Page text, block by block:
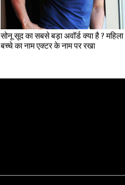
सोनू सूद का सबसे बड़ा अवॉर्ड क्या है ? महिला ने अपने
बच्चे का नाम एक्टर के नाम पर रखा